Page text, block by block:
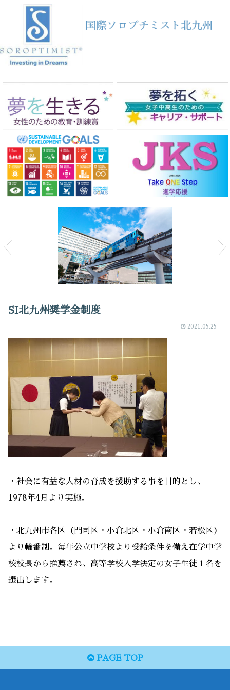
SI北九州奨学金制度
2021.05.25
・社会に有益な人材の育成を援助する事を目的とし、
1978年4月より実施。
・北九州市各区（門司区・小倉北区・小倉南区・若松区）
より輪番制。毎年公立中学校より受給条件を備え在学中学
校校長から推薦され、高等学校入学決定の女子生徒１名を
選出します。
PAGE TOP